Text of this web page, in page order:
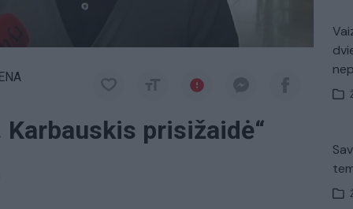
Karbauskis prisižaidė“